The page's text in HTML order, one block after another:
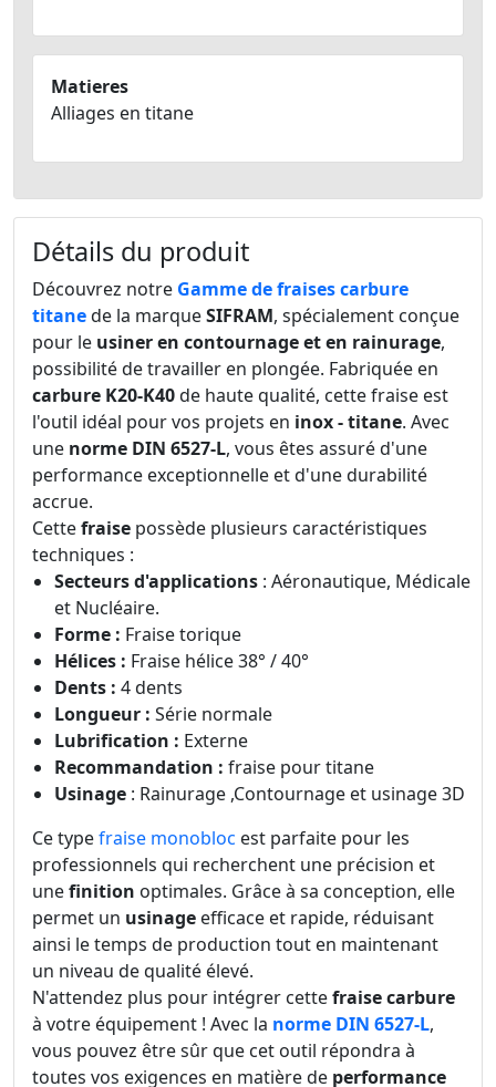
Matieres
Alliages en titane
Détails du produit
Découvrez notre Gamme de fraises carbure
titanede la marqueSIFRAM, spécialement conçue
pour le usiner en contournage et en rainurage,
possibilité de travailler en plongée. Fabriquée en
carbure K20-K40de haute qualité, cette fraise est
l'outil idéal pour vos projets en inox - titane. Avec
une norme DIN 6527-L, vous êtes assuré d'une
performance exceptionnelle et d'une durabilité
accrue.
Cettefraise possède plusieurs caractéristiques
techniques :
Secteurs d'applications : Aéronautique, Médicale
et Nucléaire.
Forme : Fraise torique
Hélices : Fraise hélice 38° / 40°
Dents : 4 dents
Longueur : Série normale
Lubrification : Externe
Recommandation : fraise pour titane
Usinage : Rainurage ,Contournage et usinage 3D
Ce typefraise monobloc est parfaite pour les
professionnels qui recherchent une précision et
unefinition optimales. Grâce à sa conception, elle
permet un usinage efficace et rapide, réduisant
ainsi le temps de production tout en maintenant
un niveau de qualité élevé.
N'attendez plus pour intégrer cettefraise carbure
à votre équipement ! Avec la norme DIN 6527-L,
vous pouvez être sûr que cet outil répondra à
toutes vos exigences en matière de performance